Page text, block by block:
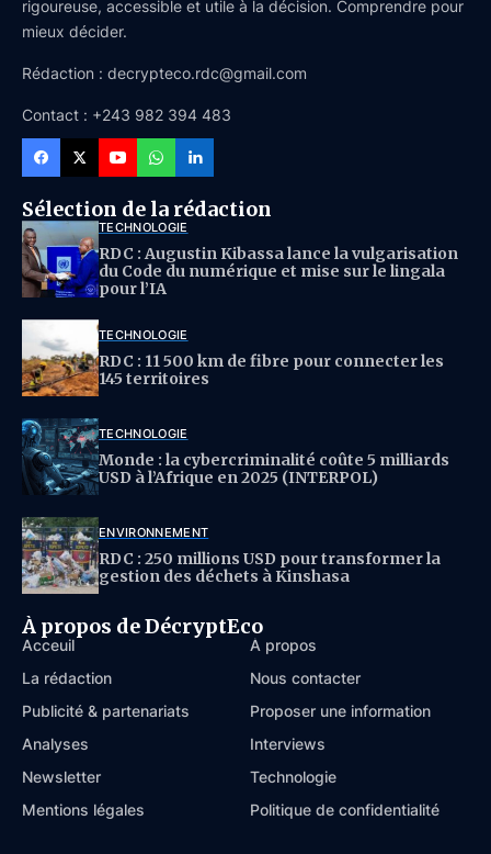
rigoureuse, accessible et utile à la décision. Comprendre pour
mieux décider.
Rédaction : decrypteco.rdc@gmail.com
Contact : +243 982 394 483
Sélection de la rédaction
TECHNOLOGIE
RDC : Augustin Kibassa lance la vulgarisation
du Code du numérique et mise sur le lingala
pour l’IA
TECHNOLOGIE
RDC : 11 500 km de fibre pour connecter les
145 territoires
TECHNOLOGIE
Monde : la cybercriminalité coûte 5 milliards
USD à l’Afrique en 2025 (INTERPOL)
ENVIRONNEMENT
RDC : 250 millions USD pour transformer la
gestion des déchets à Kinshasa
À propos de DécryptEco
Acceuil
À propos
La rédaction
Nous contacter
Publicité & partenariats
Proposer une information
Analyses
Interviews
Newsletter
Technologie
Mentions légales
Politique de confidentialité